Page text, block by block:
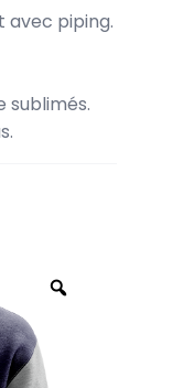
avec piping.
sublimés.